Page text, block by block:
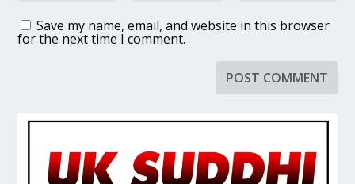
Save my name, email, and website in this browser
for the next time I comment.